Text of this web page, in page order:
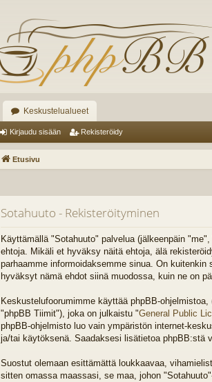
Keskustelualueet
Kirjaudu sisään Rekisteröidy
Etusivu
Sotahuuto - Rekisteröityminen
Käyttämällä "Sotahuuto" palvelua (jälkeenpäin
ehtoja. Mikäli et hyväksy näitä ehtoja, älä
parhaamme informoidaksemme sinua. On
hyväksyt nämä ehdot siinä muodossa, kuin ne on
Keskustelufoorumimme käyttää phpBB-
"phpBB Tiimit"), joka on julkaistu "General Public
phpBB-ohjelmisto luo vain ympäristön internet-
ja/tai käytöksenä. Saadaksesi lisätietoa phpBB:stä
Suostut olemaan esittämättä loukkaavaa,
sitten omassa maassasi, se maa, johon